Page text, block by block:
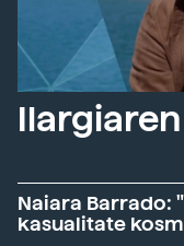
Naiara Barrado:
kasualitate